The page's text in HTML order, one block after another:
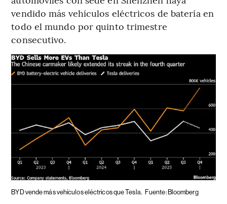
vendido más vehículos eléctricos de batería en
todo el mundo por quinto trimestre
consecutivo.
BYD vende más vehículos eléctricos que Tesla. Fuente: Bloomberg